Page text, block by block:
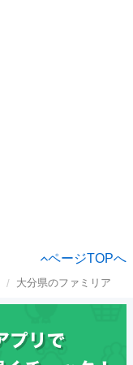
ページTOPへ
大分県のファミリア